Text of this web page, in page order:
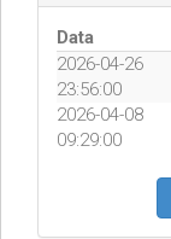
Data
2026-04-26
23:56:00
2026-04-08
09:29:00